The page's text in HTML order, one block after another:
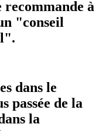
recommande à
"conseil
dans le
passée de la
la